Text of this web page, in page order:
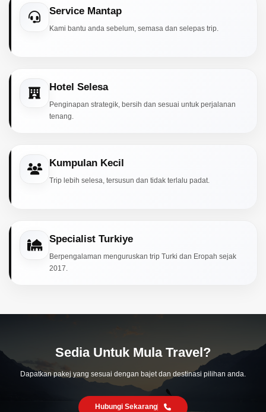
Service Mantap
Kami bantu anda sebelum, semasa dan selepas trip.
Hotel Selesa
Penginapan strategik, bersih dan sesuai untuk perjalanan
tenang.
Kumpulan Kecil
Trip lebih selesa, tersusun dan tidak terlalu padat.
Specialist Turkiye
Berpengalaman menguruskan trip Turki dan Eropah sejak
2017.
Sedia Untuk Mula Travel?
Dapatkan pakej yang sesuai dengan bajet dan destinasi pilihan anda.
Hubungi Sekarang